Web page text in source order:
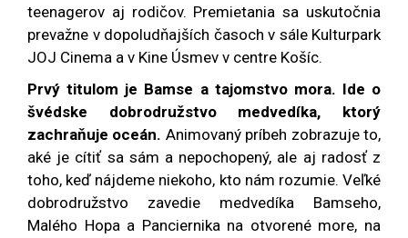
teenagerov aj rodičov. Premietania sa uskutočnia
prevažne v dopoludňajších časoch v sále Kulturpark
JOJ Cinema a v Kine Úsmev v centre Košíc.
Prvý titulom je Bamse a tajomstvo mora. Ide o
švédske dobrodružstvo medvedíka, ktorý
zachraňuje oceán. Animovaný príbeh zobrazuje to,
aké je cítiť sa sám a nepochopený, ale aj radosť z
toho, keď nájdeme niekoho, kto nám rozumie. Veľké
dobrodružstvo zavedie medvedíka Bamseho,
Malého Hopa a Panciernika na otvorené more, na